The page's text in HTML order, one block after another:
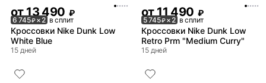
от 13 490 ₽
6 745₽× 2 в сплит
Кроссовки Nike Dunk Low
White Blue
15 дней
от 11 490 ₽
5 745₽× 2 в сплит
Кроссовки Nike Dunk Low
Retro Prm "Medium Curry"
15 дней